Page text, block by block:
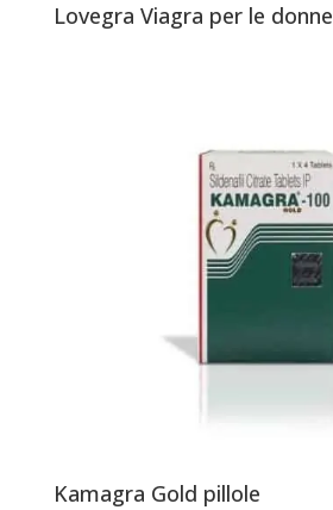
Lovegra Viagra per le donne
Kamagra Gold pillole